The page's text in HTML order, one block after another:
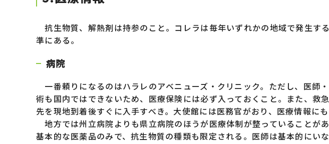
抗生物質、解熱剤は持参のこと。コレラは毎年いずれかの地域で発生す
準にある。
病院
一番頼りになるのはハラレのアベニューズ・クリニック。ただし、医師
術も国内ではできないため、医療保険には必ず入っておくこと。また、救
先を現地到着後すぐに入手すべき。大使館には医務官がおり、医療情報に
地方では州立病院よりも県立病院のほうが医療体制が整っていることが
基本的な医薬品のみで、抗生物質の種類も限定される。医師は基本的にい